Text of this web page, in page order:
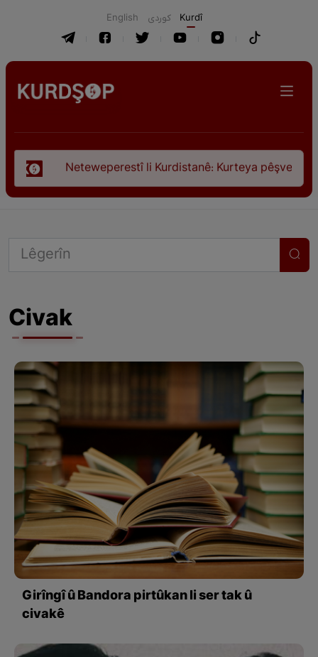
English كوردی Kurdî
li Kurdistanê: Kurteya pêşveçûna dirokî û civakî-siyasî
Civak
Girîngî û Bandora pirtûkan li ser tak û
civakê